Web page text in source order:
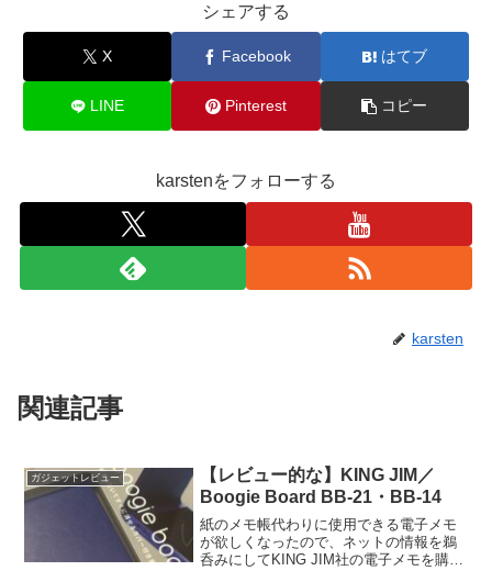
シェアする
X Facebook はてブ
LINE Pinterest コピー
karstenをフォローする
karsten
関連記事
ガジェットレビュー
【レビュー的な】KING JIM／
Boogie Board BB-21・BB-14
紙のメモ帳代わりに使用できる電子メモ
が欲しくなったので、ネットの情報を鵜
呑みにしてKING JIM社の電子メモを購入